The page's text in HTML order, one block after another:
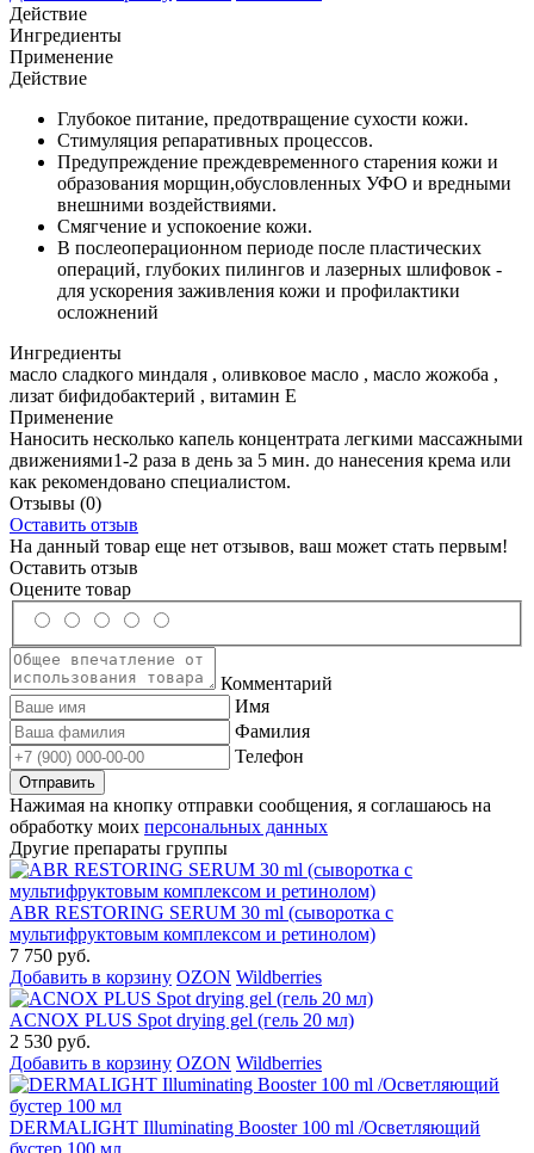
Действие
Ингредиенты
Применение
Действие
Глубокое питание, предотвращение сухости кожи.
Стимуляция репаративных процессов.
Предупреждение преждевременного старения кожи и
образования морщин,обусловленных УФО и вредными
внешними воздействиями.
Смягчение и успокоение кожи.
В послеоперационном периоде после пластических
операций, глубоких пилингов и лазерных шлифовок -
для ускорения заживления кожи и профилактики
осложнений
Ингредиенты
масло сладкого миндаля , оливковое масло , масло жожоба ,
лизат бифидобактерий , витамин Е
Применение
Наносить несколько капель концентрата легкими массажными
движениями1-2 раза в день за 5 мин. до нанесения крема или
как рекомендовано специалистом.
Отзывы (0)
Оставить отзыв
На данный товар еще нет отзывов, ваш может стать первым!
Оставить отзыв
Оцените товар
Комментарий
Имя
Фамилия
Телефон
Нажимая на кнопку отправки сообщения, я соглашаюсь на
обработку моих персональных данных
Другие препараты группы
ABR RESTORING SERUM 30 ml (сыворотка с
мультифруктовым комплексом и ретинолом)
7 750 руб.
Добавить в корзину OZON Wildberries
ACNOX PLUS Spot drying gel (гель 20 мл)
2 530 руб.
Добавить в корзину OZON Wildberries
DERMALIGHT Illuminating Booster 100 ml /Осветляющий